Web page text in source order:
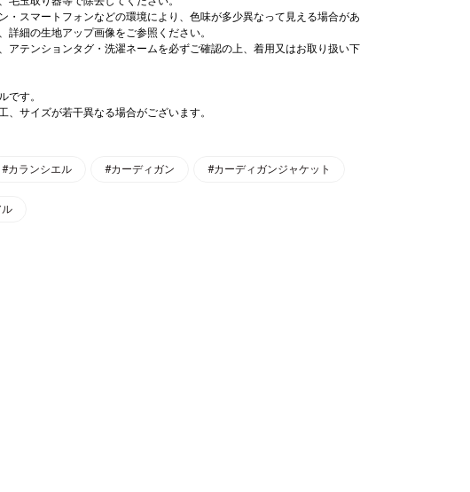
・スマートフォンなどの環境により、色味が多少異なって見える場合があ
詳細の生地アップ画像をご参照ください。
アテンションタグ・洗濯ネームを必ずご確認の上、着用又はお取り扱い下
です。
、サイズが若干異なる場合がございます。
#カランシエル #カーディガン #カーディガンジャケット